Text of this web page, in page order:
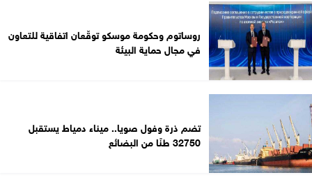
روساتوم وحكومة موسكو توقّعان اتفاقية للتعاون
في مجال حماية البيئة
تضم ذرة وفول صويا.. ميناء دمياط يستقبل
32750 طنًا من البضائع